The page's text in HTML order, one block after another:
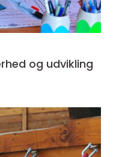
og udvikling